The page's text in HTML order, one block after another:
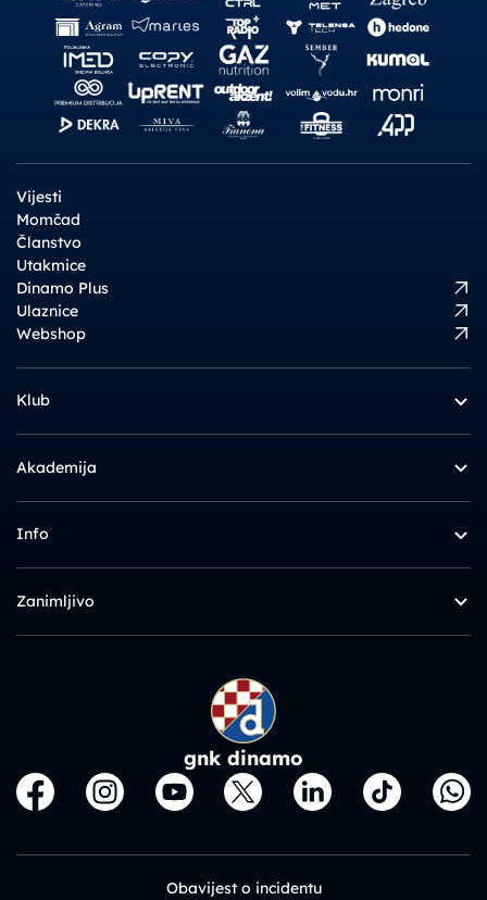
Vijesti
Momčad
Članstvo
Utakmice
Dinamo Plus
Ulaznice
Webshop
Klub
Akademija
Info
Zanimljivo
gnk dinamo
Obavijest o incidentu